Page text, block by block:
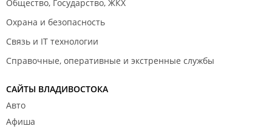
Общество, Государство, ЖКХ
Охрана и безопасность
Связь и IT технологии
Справочные, оперативные и экстренные службы
САЙТЫ ВЛАДИВОСТОКА
Авто
Афиша